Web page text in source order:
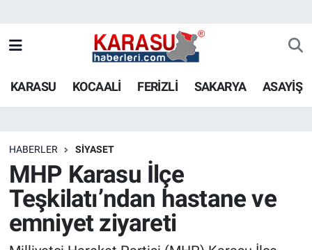
KARASU KOCAALİ FERİZLİ SAKARYA ASAYİŞ
HABERLER SİYASET
MHP Karasu İlçe
Teşkilatı’ndan hastane ve
emniyet ziyareti